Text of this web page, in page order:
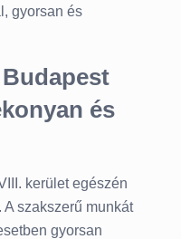
gyorsan és
és
kerület egészén
szakszerű munkát
gyorsan